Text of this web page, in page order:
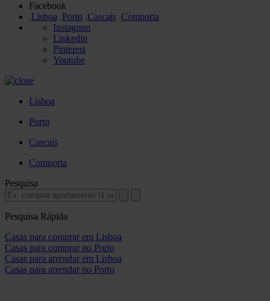
Facebook
.Lisboa .Porto .Cascais .Comporta
Instagram
Linkedin
Pinterest
Youtube
Lisboa
Porto
Cascais
Comporta
Pesquisa
Pesquisa Rápida
Casas para comprar em Lisboa
Casas para comprar no Porto
Casas para arrendar em Lisboa
Casas para arrendar no Porto